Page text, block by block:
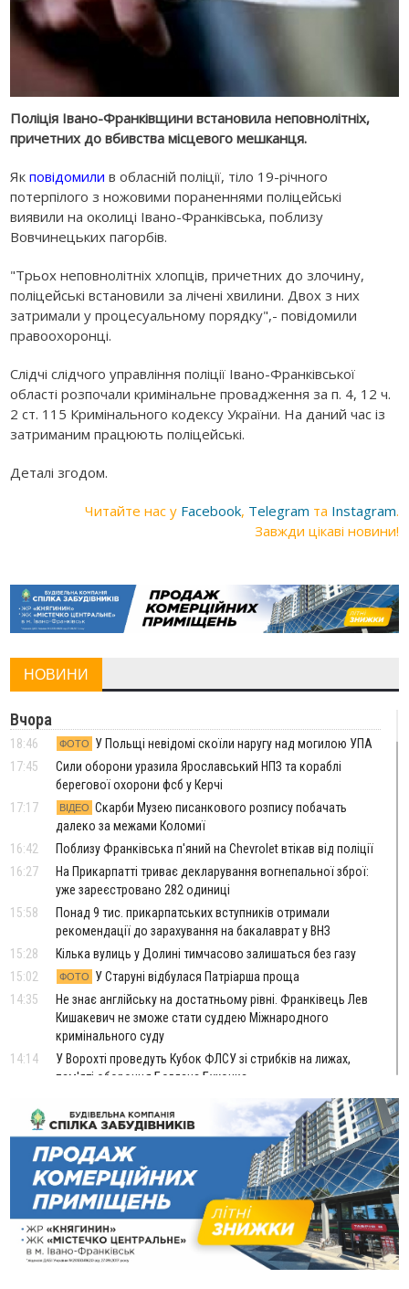
Поліція Івано-Франківщини встановила неповнолітніх,
причетних до вбивства місцевого мешканця.
Якповідомили в обласній поліції, тіло 19-річного
потерпілого з ножовими пораненнями поліцейські
виявили на околиці Івано-Франківська, поблизу
Вовчинецьких пагорбів.
"Трьох неповнолітніх хлопців, причетних до злочину,
поліцейські встановили за лічені хвилини. Двох з них
затримали у процесуальному порядку",- повідомили
правоохоронці.
Слідчі слідчого управління поліції Івано-Франківської
області розпочали кримінальне провадження за п. 4, 12 ч.
2 ст. 115 Кримінального кодексу України. На даний час із
затриманим працюють поліцейські.
Деталі згодом.
Читайте нас у Facebook, Telegram та Instagram.
Завжди цікаві новини!
НОВИНИ
Вчора
18:46 ФОТО
У Польщі невідомі скоїли наругу над могилою УПА
17:45
Сили оборони уразила Ярославський НПЗ та кораблі
берегової охорони фсб у Керчі
17:17
ВІДЕО Скарби Музею писанкового розпису побачать
далеко за межами Коломиї
16:42
Поблизу Франківська п'яний на Chevrolet втікав від поліції
16:27
На Прикарпатті триває декларування вогнепальної зброї:
уже зареєстровано 282 одиниці
15:58
Понад 9 тис. прикарпатських вступників отримали
рекомендації до зарахування на бакалаврат у ВНЗ
15:28
Кілька вулиць у Долині тимчасово залишаться без газу
15:02
ФОТО
У Старуні відбулася Патріарша проща
14:35
Не знає англійську на достатньому рівні. Франківець Лев
Кишакевич не зможе стати суддею Міжнародного
кримінального суду
14:14
У Ворохті проведуть Кубок ФЛСУ зі стрибків на лижах,
пам'яті оборонця Богдана Бухонка
На Калущині розшукали чоловіка, який три дні
блукав у лісі
13:14
Боднар розповів про реакцію влади Польщі на атаки на
українців та про зміни після 23 серпня
12:31
ВІДЕО "Едельвейси" щемливо привітали рідну Коломию з
Днем міста
11:55
Вчора у Франківську, Коломиї, Долині та Яремче
зафіксували рекордну спеку
11:45
У Надвірній п'яна жінка побила малолітнього хлопчика: суд